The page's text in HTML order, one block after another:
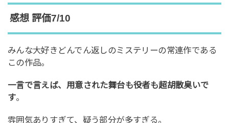
感想 評価7/10
みんな大好きどんでん返しのミステリーの常連作である
この作品。
一言で言えば、用意された舞台も役者も超胡散臭いで
す。
雰囲気ありすぎて、疑う部分が多すぎる。